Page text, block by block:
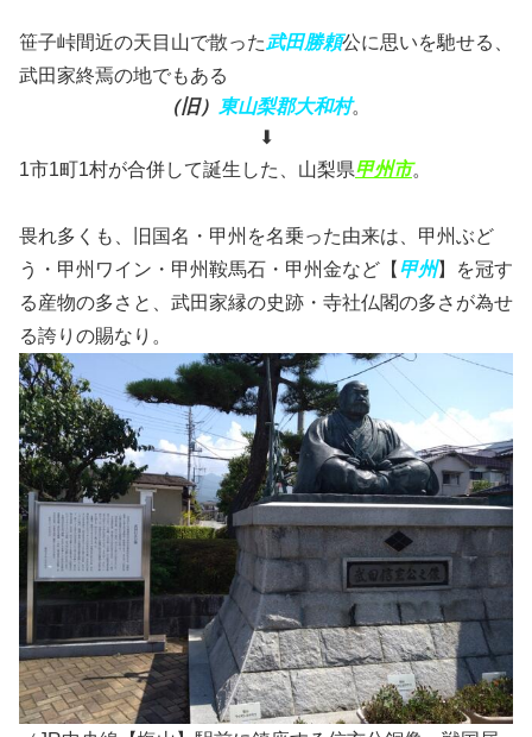
笹子峠間近の天目山で散った 武田勝頼公に思いを馳せる、
武田家終焉の地でもある
（旧） 東山梨郡大和村。
⬇
1市1町1村が合併して誕生した、山梨県甲州市。
畏れ多くも、旧国名・甲州を名乗った由来は、甲州ぶど
う・甲州ワイン・甲州鞍馬石・甲州金など【 甲州】を冠す
る産物の多さと、武田家縁の史跡・寺社仏閣の多さが為せ
る誇りの賜なり。